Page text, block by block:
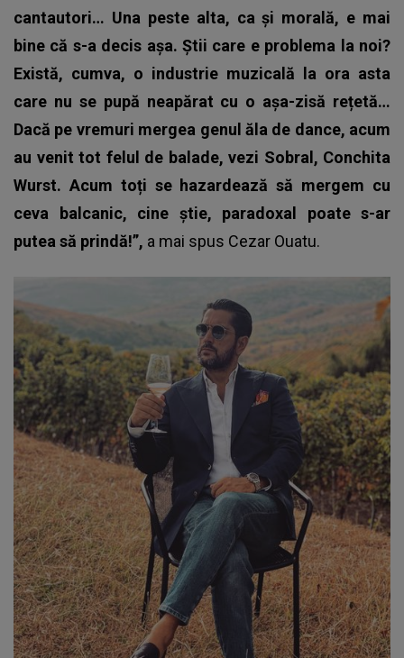
cantautori… Una peste alta, ca și morală, e mai
bine că s-a decis așa. Știi care e problema la noi?
Există, cumva, o industrie muzicală la ora asta
care nu se pupă neapărat cu o așa-zisă rețetă…
Dacă pe vremuri mergea genul ăla de dance, acum
au venit tot felul de balade, vezi Sobral, Conchita
Wurst. Acum toți se hazardează să mergem cu
ceva balcanic, cine știe, paradoxal poate s-ar
putea să prindă!”, a mai spus Cezar Ouatu.